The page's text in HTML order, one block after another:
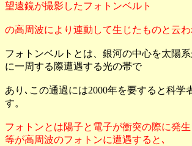
望遠鏡が撮影したフォトンベルト
の高周波により連動して生じたものと云わ
フォトンベルトとは、銀河の中心を太陽系
に一周する際遭遇する光の帯で
あり､この通過には2000年を要すると科学
す。
フォトンとは陽子と電子が衝突の際に発
等が高周波のフォトンに遭遇すると､